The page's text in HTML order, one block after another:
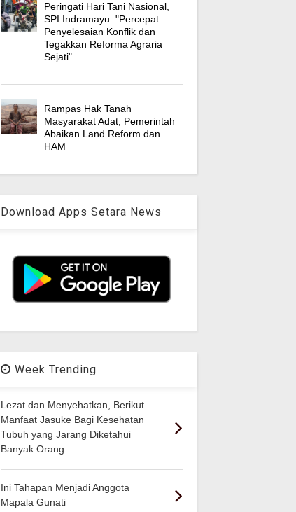
Peringati Hari Tani Nasional,
SPI Indramayu: "Percepat
Penyelesaian Konflik dan
Tegakkan Reforma Agraria
Sejati"
Rampas Hak Tanah
Masyarakat Adat, Pemerintah
Abaikan Land Reform dan
HAM
Download Apps Setara News
Week Trending
Lezat dan Menyehatkan, Berikut
Manfaat Jasuke Bagi Kesehatan
Tubuh yang Jarang Diketahui
Banyak Orang
Ini Tahapan Menjadi Anggota
Mapala Gunati